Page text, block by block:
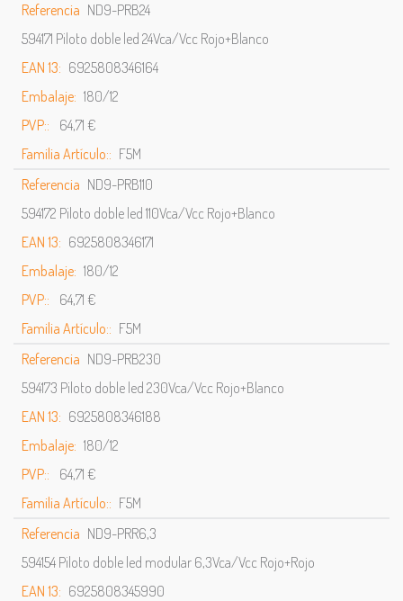
Referencia ND9-PRB24
594171 Piloto doble led 24Vca/Vcc Rojo+Blanco
EAN 13: 6925808346164
Embalaje: 180/12
PVP::
64,71 €
Familia Artículo:: F5M
Referencia ND9-PRB110
594172 Piloto doble led 110Vca/Vcc Rojo+Blanco
EAN 13: 6925808346171
Embalaje: 180/12
PVP::
64,71 €
Familia Artículo:: F5M
Referencia ND9-PRB230
594173 Piloto doble led 230Vca/Vcc Rojo+Blanco
EAN 13: 6925808346188
Embalaje: 180/12
PVP::
64,71 €
Familia Artículo:: F5M
Referencia ND9-PRR6,3
594154 Piloto doble led modular 6,3Vca/Vcc Rojo+Rojo
EAN 13: 6925808345990